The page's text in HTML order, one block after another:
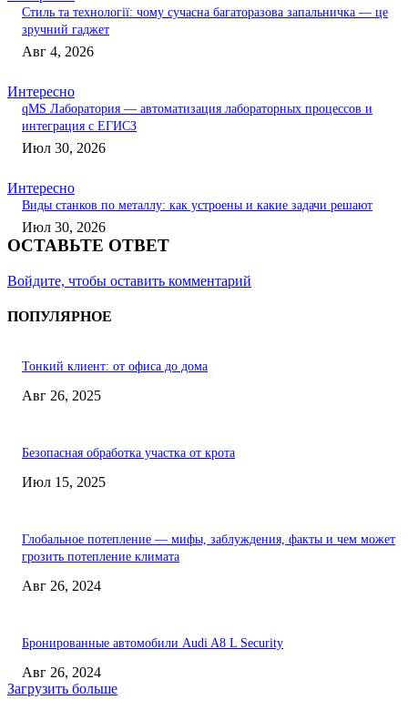
Стиль та технології: чому сучасна багаторазова запальничка — це
зручний гаджет
Авг 4, 2026
Интересно
qMS Лаборатория — автоматизация лабораторных процессов и
интеграция с ЕГИСЗ
Июл 30, 2026
Интересно
Виды станков по металлу: как устроены и какие задачи решают
Июл 30, 2026
ОСТАВЬТЕ ОТВЕТ
Войдите, чтобы оставить комментарий
ПОПУЛЯРНОЕ
Тонкий клиент: от офиса до дома
Авг 26, 2025
Безопасная обработка участка от крота
Июл 15, 2025
Глобальное потепление — мифы, заблуждения, факты и чем может
грозить потепление климата
Авг 26, 2024
Бронированные автомобили Audi A8 L Security
Авг 26, 2024
Загрузить больше